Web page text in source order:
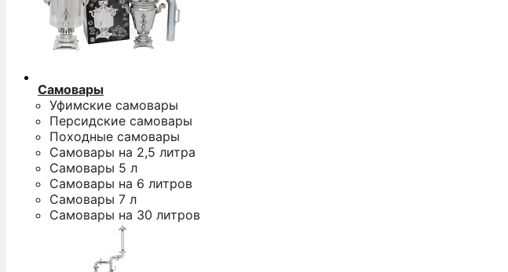
Самовары
Уфимские самовары
Персидские самовары
Походные самовары
Самовары на 2,5 литра
Самовары 5 л
Самовары на 6 литров
Самовары 7 л
Самовары на 30 литров